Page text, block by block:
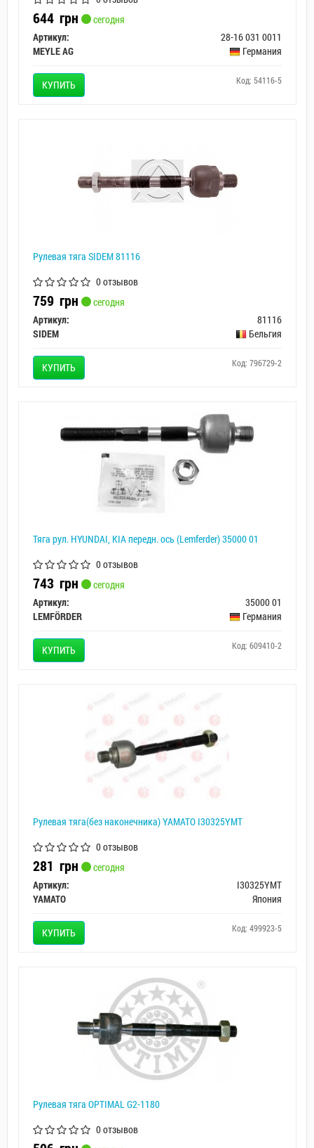
644 грн
сегодня
Артикул:
28-16 031 0011
MEYLE AG
Германия
КУПИТЬ Код: 54116-5
Рулевая тяга SIDEM 81116
0 отзывов
759 грн
сегодня
Артикул:
81116
SIDEM
Бельгия
КУПИТЬ Код: 796729-2
Тяга рул. HYUNDAI, KIA передн. ось (Lemferder) 35000 01
0 отзывов
743 грн
сегодня
Артикул:
35000 01
LEMFÖRDER
Германия
КУПИТЬ Код: 609410-2
Рулевая тяга(без наконечника) YAMATO I30325YMT
0 отзывов
281 грн
сегодня
Артикул:
I30325YMT
YAMATO
Япония
КУПИТЬ Код: 499923-5
Рулевая тяга OPTIMAL G2-1180
0 отзывов